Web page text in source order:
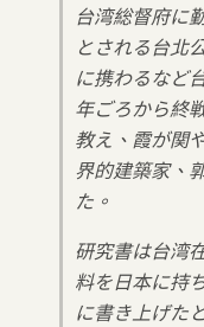
台湾総督府に
とされる台北
に携わるなど
年ごろから終
教え、霞が関
界的建築家、
た。
研究書は台湾
料を日本に持
に書き上げた